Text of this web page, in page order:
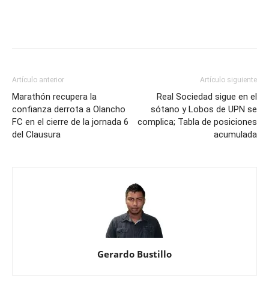
Artículo anterior
Marathón recupera la
confianza derrota a Olancho
FC en el cierre de la jornada 6
del Clausura
Artículo siguiente
Real Sociedad sigue en el
sótano y Lobos de UPN se
complica; Tabla de posiciones
acumulada
Gerardo Bustillo